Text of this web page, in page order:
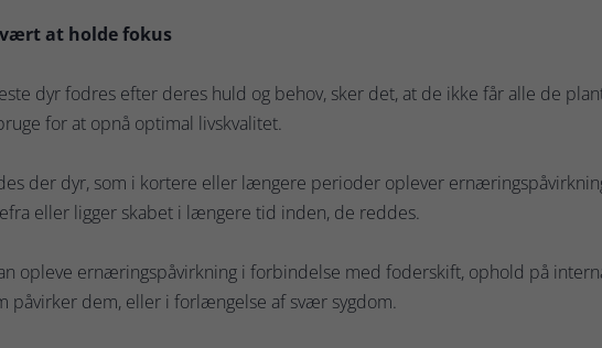
at holde fokus
dyr fodres efter deres huld og behov, sker det, at de ikke får alle de
for at opnå optimal livskvalitet.
der dyr, som i kortere eller længere perioder oplever
eller ligger skabet i længere tid inden, de reddes.
opleve ernæringspåvirkning i forbindelse med foderskift, ophold på
påvirker dem, eller i forlængelse af svær sygdom.